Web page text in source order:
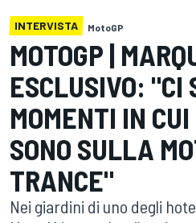
INTERVISTA MotoGP
MOTOGP |
ESCLUSIVO: "CI
MOMENTI IN
SONO SULLA
TRANCE"
Nei giardini di uno degli